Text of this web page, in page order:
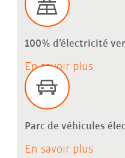
100% d’électricité
En savoir plus
Parc de véhicules
En savoir plus